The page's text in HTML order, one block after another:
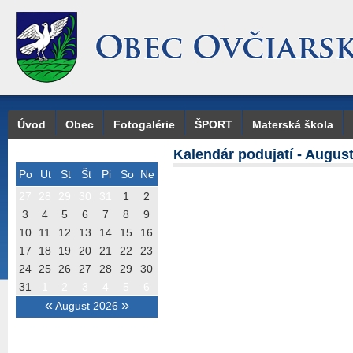
Úvod Obec Fotogalérie ŠPORT Materská škola
Po Ut St Št Pi So Ne
« August 2026 »
1
2
3
4 5 6 7 8
9
10
11 12 13 14 15
16
17
18 19 20 21 22
23
24
25 26 27 28 29
30
31
Kalendár podujatí -